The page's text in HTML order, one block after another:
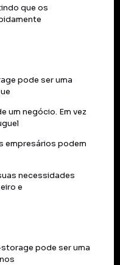
que os
pode ser uma
um negócio. Em vez
empresários podem
necessidades
e
pode ser uma